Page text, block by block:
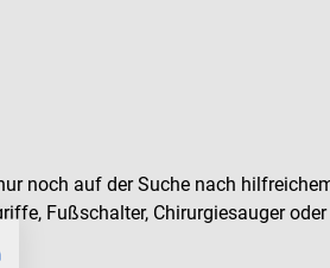
noch auf der Suche nach
Fußschalter, Chirurgiesauger